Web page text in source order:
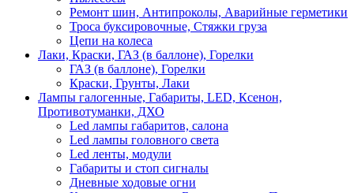
Ремонт шин, Антипроколы, Аварийные герметики
Троса буксировочные, Стяжки груза
Цепи на колеса
Лаки, Краски, ГАЗ (в баллоне), Горелки
ГАЗ (в баллоне), Горелки
Краски, Грунты, Лаки
Лампы галогенные, Габариты, LED, Ксенон,
Противотуманки, ДХО
Led лампы габаритов, салона
Led лампы головного света
Led ленты, модули
Габариты и стоп сигналы
Дневные ходовые огни